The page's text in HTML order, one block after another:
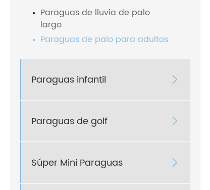
Paraguas de lluvia de palo
largo
Paraguas de palo para adultos
Paraguas infantil 
Paraguas de golf 
Súper Mini Paraguas 